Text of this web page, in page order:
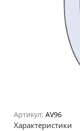
Артикул: AV96
Характеристики